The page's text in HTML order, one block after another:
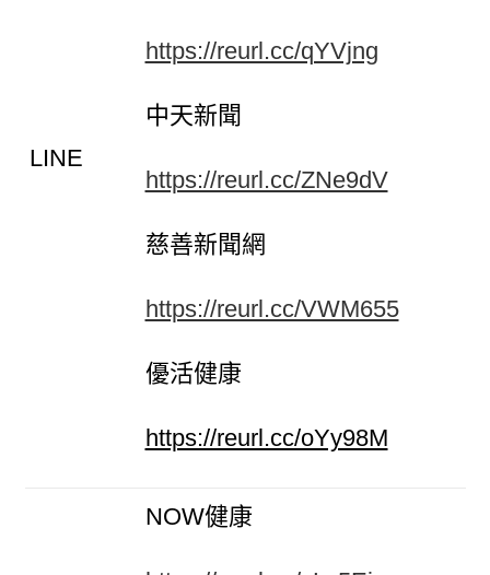
LINE
https://reurl.cc/qYVjng
中天新聞
https://reurl.cc/ZNe9dV
慈善新聞網
https://reurl.cc/VWM655
優活健康
https://reurl.cc/oYy98M
NOW健康